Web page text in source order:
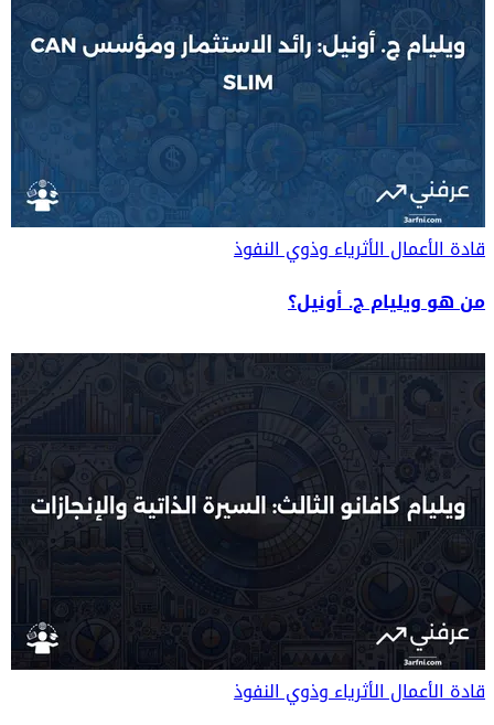
قادة الأعمالالأثرياء وذوي النفوذ
من هو ويليام ج. أونيل؟
قادة الأعمالالأثرياء وذوي النفوذ